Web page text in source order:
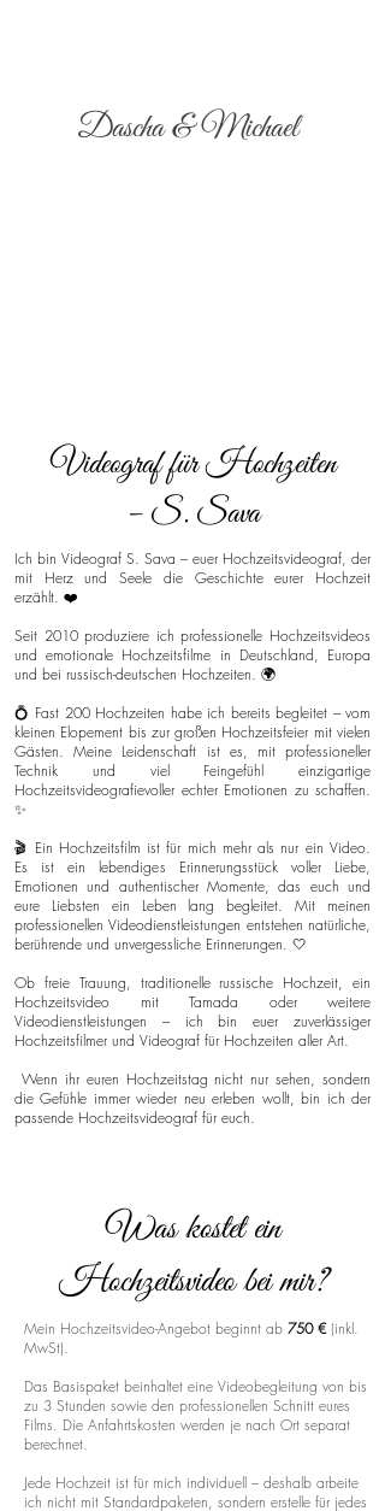
Dascha & Michael
Videograf für Hochzeiten
– S. Sava
Ich bin Videograf S. Sava – euer Hochzeitsvideograf, der
mit Herz und Seele die Geschichte eurer Hochzeit
erzählt. ❤️
Seit 2010 produziere ich professionelle Hochzeitsvideos
und emotionale Hochzeitsfilme in Deutschland, Europa
und bei russisch-deutschen Hochzeiten. 🌍
💍 Fast 200 Hochzeiten habe ich bereits begleitet – vom
kleinen Elopement bis zur großen Hochzeitsfeier mit vielen
Gästen. Meine Leidenschaft ist es, mit professioneller
Technik und viel Feingefühl einzigartige
Hochzeitsvideografievoller echter Emotionen zu schaffen.
✨
🎬 Ein Hochzeitsfilm ist für mich mehr als nur ein Video.
Es ist ein lebendiges Erinnerungsstück voller Liebe,
Emotionen und authentischer Momente, das euch und
eure Liebsten ein Leben lang begleitet. Mit meinen
professionellen Videodienstleistungen entstehen natürliche,
berührende und unvergessliche Erinnerungen. 🤍
Ob freie Trauung, traditionelle russische Hochzeit, ein
Hochzeitsvideo mit Tamada oder weitere
Videodienstleistungen – ich bin euer zuverlässiger
Hochzeitsfilmer und Videograf für Hochzeiten aller Art.
Wenn ihr euren Hochzeitstag nicht nur sehen, sondern
die Gefühle immer wieder neu erleben wollt, bin ich der
passende Hochzeitsvideograf für euch.
Was kostet ein
Hochzeitsvideo bei mir?
Mein Hochzeitsvideo-Angebot beginnt ab 750 € (inkl.
MwSt).
Das Basispaket beinhaltet eine Videobegleitung von bis
zu 3 Stunden sowie den professionellen Schnitt eures
Films. Die Anfahrtskosten werden je nach Ort separat
berechnet.
Jede Hochzeit ist für mich individuell – deshalb arbeite
ich nicht mit Standardpaketen, sondern erstelle für jedes